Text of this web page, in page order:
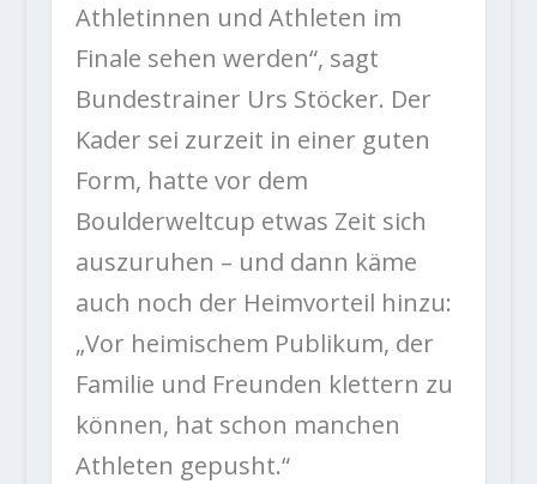
Athletinnen und Athleten im
Finale sehen werden“, sagt
Bundestrainer Urs Stöcker. Der
Kader sei zurzeit in einer guten
Form, hatte vor dem
Boulderweltcup etwas Zeit sich
auszuruhen – und dann käme
auch noch der Heimvorteil hinzu:
„Vor heimischem Publikum, der
Familie und Freunden klettern zu
können, hat schon manchen
Athleten gepusht.“